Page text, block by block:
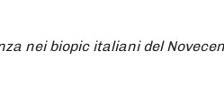
nei biopic italiani del